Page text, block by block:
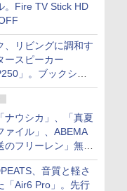
。Fire TV Stick HD
、リビングに調和す
ースピーカー
」。ブックシェ
ア3万円以下
ナウシカ」、「真夏
ァイル」、ABEMA
のフリーレン」無料
。夏の特番・配信情
、音質と軽さ
「Air6 Pro」。先行